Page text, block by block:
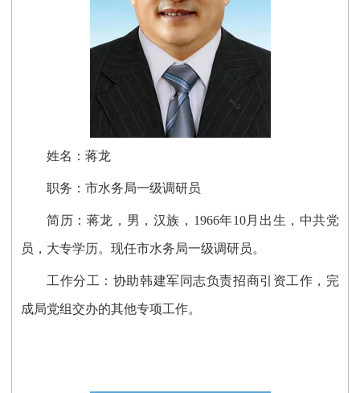
姓名：蒋龙
职务：市水务局一级调研员
简历：蒋龙，男，汉族，1966年10月出生，中共党
员，大专学历。现任市水务局一级调研员。
工作分工： 协助韩建军同志负责招商引资工作 ， 完
成局党组交办的其他专项工作。